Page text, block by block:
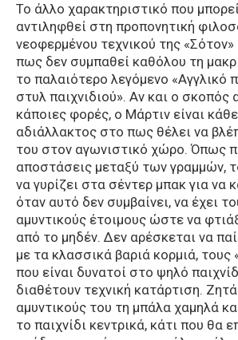
Το άλλο χαρακτηριστικό που
αντιληφθεί στη προπονητική
νεοφερμένου τεχνικού της «Σότον»
πως δεν συμπαθεί καθόλου τη
το παλαιότερο λεγόμενο «Αγγλικό
στυλ παιχνιδιού». Αν και ο σκοπός
κάποιες φορές, ο Μάρτιν είναι
αδιάλλακτος στο πως θέλει να
του στον αγωνιστικό χώρο. Όπως
αποστάσεις μεταξύ των γραμμών,
να γυρίζει στα σέντερ μπακ για να
όταν αυτό δεν συμβαίνει, να έχει
αμυντικούς έτοιμους ώστε να
από το μηδέν. Δεν αρέσκεται να
με τα κλασσικά βαριά κορμιά, τους
που είναι δυνατοί στο ψηλό
διαθέτουν τεχνική κατάρτιση.
αμυντικούς του τη μπάλα χαμηλά
το παιχνίδι κεντρικά, κάτι που θα